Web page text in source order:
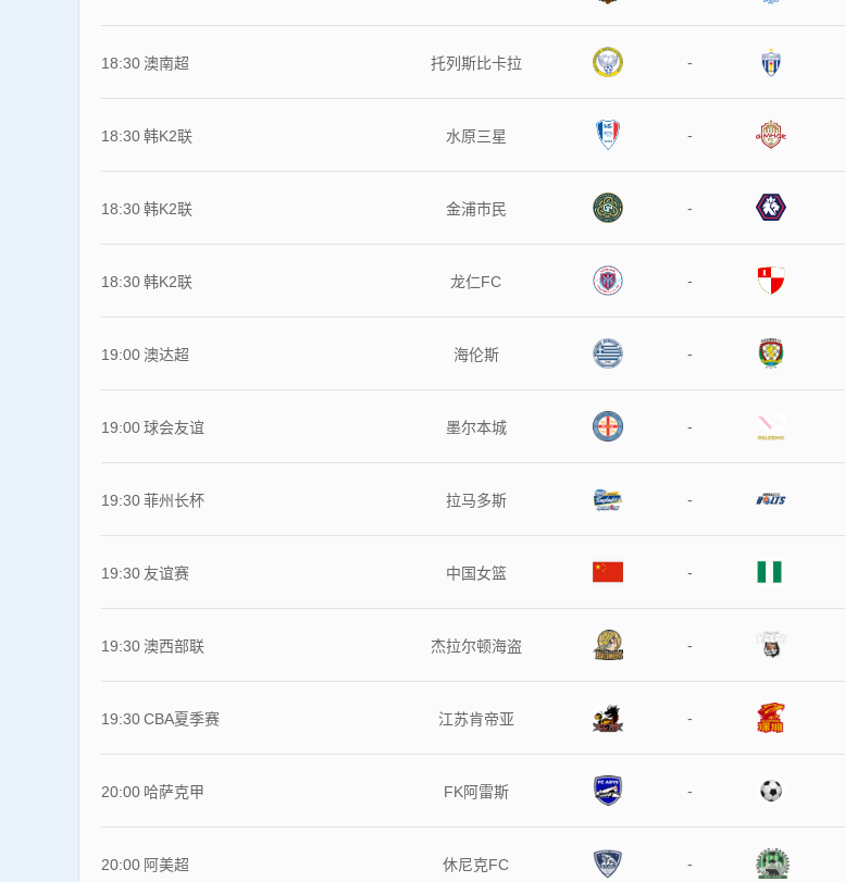
18:30 澳南超 托列斯比卡拉 -
18:30韩K2联 水原三星 -
18:30韩K2联 金浦市民 -
18:30韩K2联 龙仁FC -
19:00 澳达超 海伦斯 -
19:00球会友谊 墨尔本城 -
19:30菲州长杯 拉马多斯 -
19:30 友谊赛 中国女篮 -
19:30 澳西部联 杰拉尔顿海盗 -
19:30CBA夏季赛 江苏肯帝亚 -
20:00 哈萨克甲 FK阿雷斯 -
20:00 阿美超 休尼克FC -